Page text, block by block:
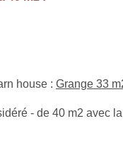
house : Grange 33
- de 40 m2 avec